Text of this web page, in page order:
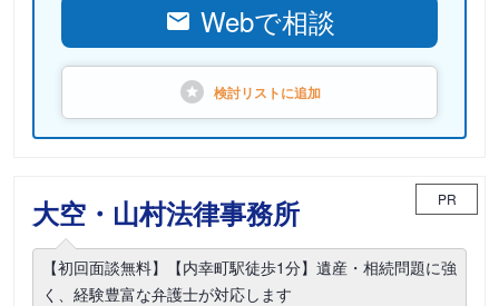
Webで相談
検討リストに追加
大空・山村法律事務所 PR
【初回面談無料】【内幸町駅徒歩1分】遺産・相続問題に強
く、経験豊富な弁護士が対応します